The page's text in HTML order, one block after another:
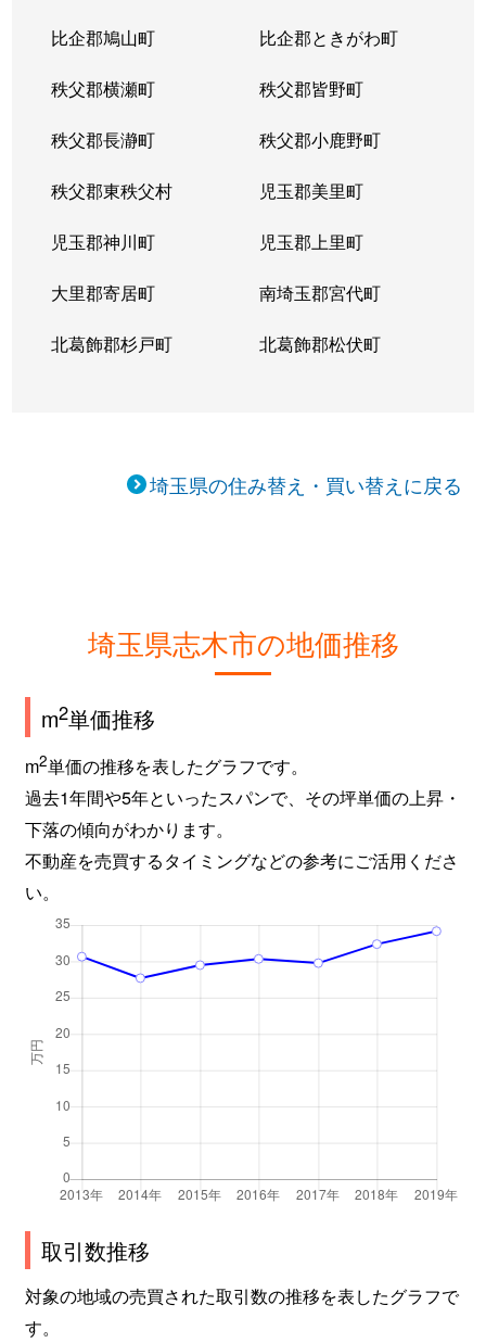
比企郡鳩山町 比企郡ときがわ町
秩父郡横瀬町 秩父郡皆野町
秩父郡長瀞町 秩父郡小鹿野町
秩父郡東秩父村 児玉郡美里町
児玉郡神川町 児玉郡上里町
大里郡寄居町 南埼玉郡宮代町
北葛飾郡杉戸町 北葛飾郡松伏町
埼玉県の住み替え・買い替えに戻る
埼玉県志木市の地価推移
m2単価推移
m2単価の推移を表したグラフです。
過去1年間や5年といったスパンで、その坪単価の上昇・
下落の傾向がわかります。
不動産を売買するタイミングなどの参考にご活用くださ
い。
取引数推移
対象の地域の売買された取引数の推移を表したグラフで
す。